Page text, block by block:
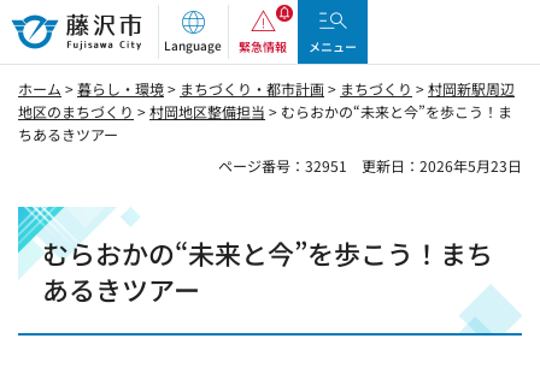
藤沢市
Language 緊急情報 メニュー
ホーム >暮らし・環境> まちづくり・都市計画> まちづくり >村岡新駅周辺
地区のまちづくり >村岡地区整備担当 > むらおかの“未来と今”を歩こう！ま
ちあるきツアー
ページ番号：32951
更新日：2026年5月23日
むらおかの“未来と今”を歩こう！まち
あるきツアー